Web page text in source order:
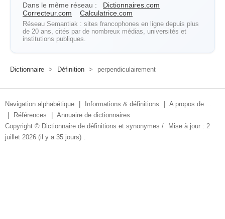
Dans le même réseau :
Dictionnaires.com
Correcteur.com
Calculatrice.com
Réseau Semantiak : sites francophones en ligne depuis plus
de 20 ans, cités par de nombreux médias, universités et
institutions publiques.
Dictionnaire > Définition > perpendiculairement
Navigation alphabétique Informations & définitions
A propos de ...
Références
Annuaire de dictionnaires
Copyright © Dictionnaire de définitions et synonymes /
Mise à jour : 2
juillet 2026 (il y a 35 jours) .